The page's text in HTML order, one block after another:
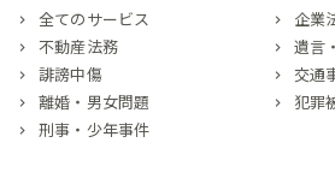
全てのサービス
企業
不動産法務
遺言
誹謗中傷
交通
離婚・男女問題
犯罪
刑事・少年事件